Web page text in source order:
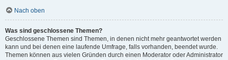
Nach oben
Was sind geschlossene Themen?
Geschlossene Themen sind Themen, in denen nicht mehr geantwortet werden
kann und bei denen eine laufende Umfrage, falls vorhanden, beendet wurde.
Themen können aus vielen Gründen durch einen Moderator oder Administrator